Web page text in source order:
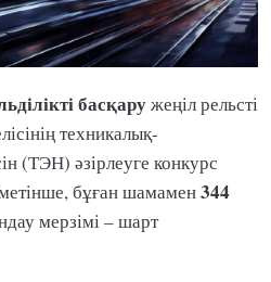
басқаружеңіл рельсті
техникалық-
(ТЭН) әзірлеуге конкурс
бұған шамамен344
мерзімі – шарт